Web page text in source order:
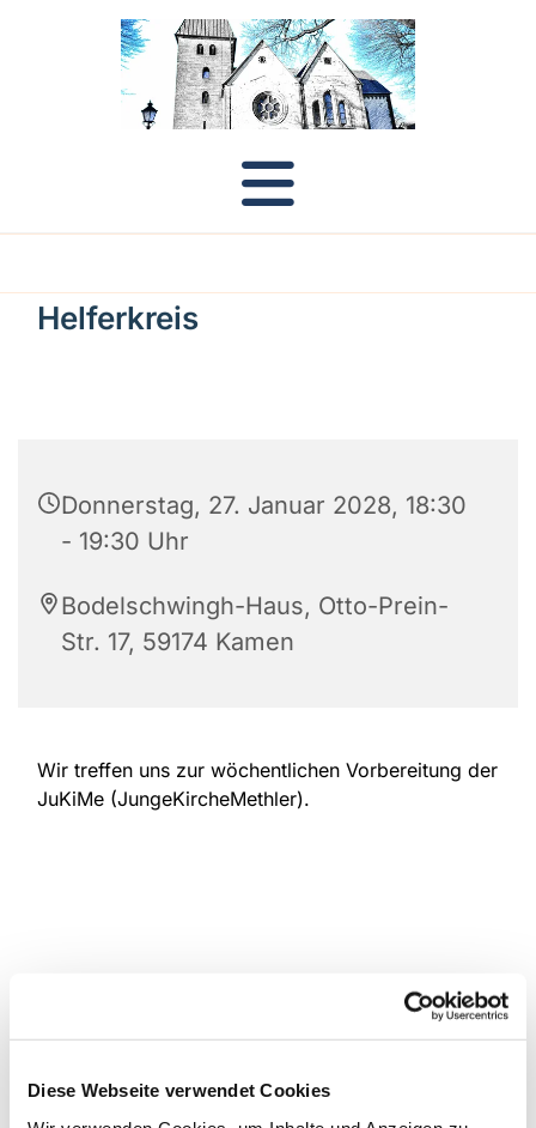
Diese Webseite verwendet Cookies
Helferkreis
Donnerstag, 27. Januar 2028, 18:30
- 19:30 Uhr
Bodelschwingh-Haus, Otto-Prein-
Str. 17, 59174 Kamen
Wir treffen uns zur wöchentlichen Vorbereitung der
JuKiMe (JungeKircheMethler).